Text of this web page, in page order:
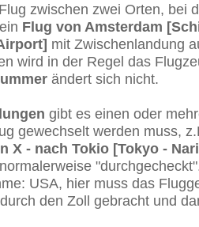
zwischen zwei Orten, bei
Flug von Amsterdam
mit Zwischenlandung
wird in der Regel das
ändert sich nicht.
gibt es einen oder
gewechselt werden muss,
X - nach Tokio [Tokyo -
USA, hier muss das
den Zoll gebracht und